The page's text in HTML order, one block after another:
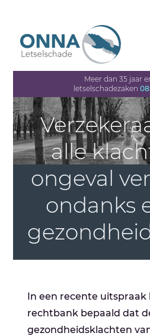
Meer dan 35 jaar
letselschadezaken
alle
ongeval
ondanks
In een recente uitspraak
rechtbank bepaald dat
gezondheidsklachten